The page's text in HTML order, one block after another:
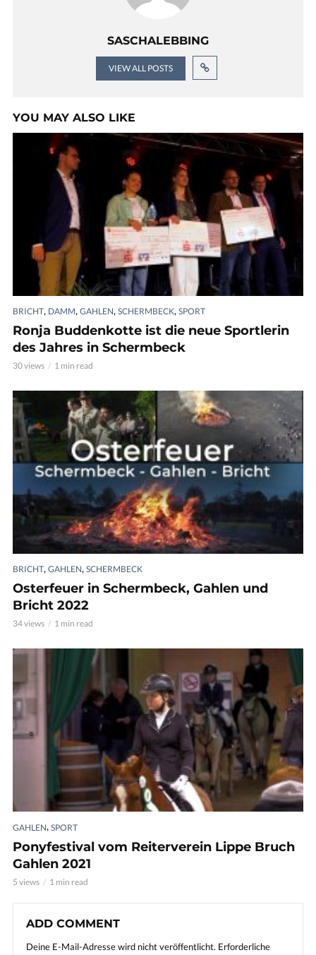
SASCHALEBBING
VIEW ALL POSTS
YOU MAY ALSO LIKE
BRICHT, DAMM, GAHLEN, SCHERMBECK, SPORT
Ronja Buddenkotte ist die neue Sportlerin
des Jahres in Schermbeck
30 views 1 min read
BRICHT, GAHLEN, SCHERMBECK
Osterfeuer in Schermbeck, Gahlen und
Bricht 2022
34 views 1 min read
GAHLEN, SPORT
Ponyfestival vom Reiterverein Lippe Bruch
Gahlen 2021
5 views 1 min read
ADD COMMENT
Deine E-Mail-Adresse wird nicht veröffentlicht. Erforderliche